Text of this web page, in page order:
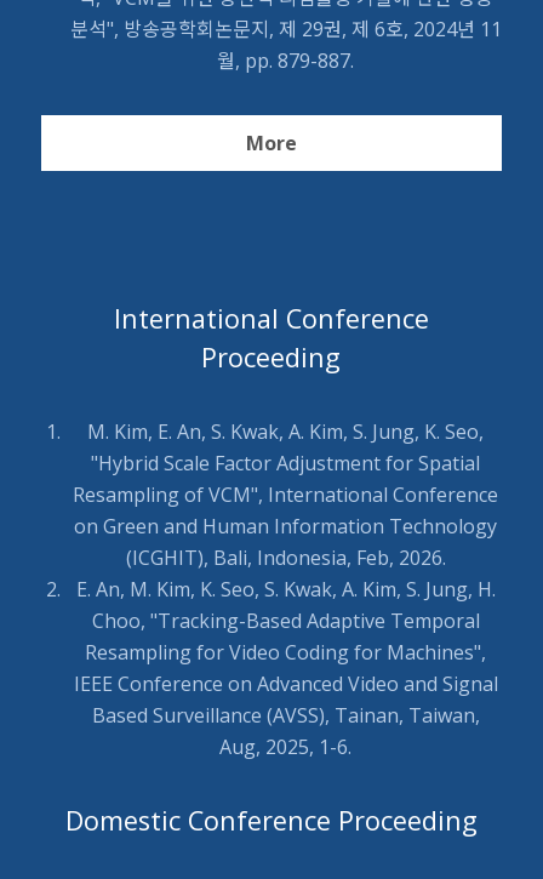
분석", 방송공학회논문지, 제 29권, 제 6호, 2024년 11
월, pp. 879-887.
More
International Conference
Proceeding
M. Kim, E. An, S. Kwak, A. Kim, S. Jung, K. Seo,
"Hybrid Scale Factor Adjustment for Spatial
Resampling of VCM", International Conference
on Green and Human Information Technology
(ICGHIT), Bali, Indonesia, Feb, 2026.
E. An, M. Kim, K. Seo, S. Kwak, A. Kim, S. Jung, H.
Choo, "Tracking-Based Adaptive Temporal
Resampling for Video Coding for Machines",
IEEE Conference on Advanced Video and Signal
Based Surveillance (AVSS), Tainan, Taiwan,
Aug, 2025, 1-6.
Domestic Conference Proceeding